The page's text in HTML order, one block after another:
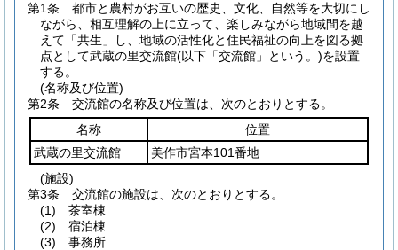
第1条
都市と農村がお互いの歴史、文化、自然等を大切にし
ながら、相互理解の上に立って、楽しみながら地域間を越
えて「共生」し、地域の活性化と住民福祉の向上を図る拠
点として武蔵の里交流館(以下「交流館」という。)を設置
する。
(名称及び位置)
第2条
交流館の名称及び位置は、次のとおりとする。
名称
位置
武蔵の里交流館
美作市宮本101番地
(施設)
第3条
交流館の施設は、次のとおりとする。
(1)
茶室棟
(2)
宿泊棟
(3)
事務所